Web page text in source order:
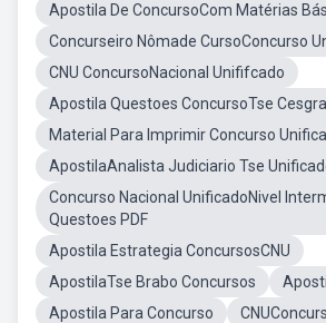
Apostila De ConcursoCom Matérias
Concurseiro Nômade CursoConcurso
CNU ConcursoNacional Unififcado
Apostila Questoes ConcursoTse
Material Para Imprimir Concurso
ApostilaAnalista Judiciario Tse
Concurso Nacional UnificadoNivel
Questoes PDF
Apostila Estrategia ConcursosCNU
ApostilaTse Brabo Concursos
Apostila Para Concurso